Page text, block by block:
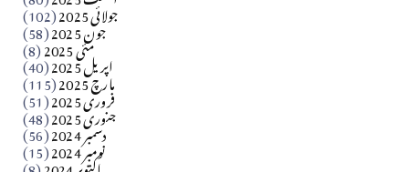
آزاد کشمیر جیسے احتجاج کی ضرورت ہے؟ از،،، ظہیرالدین
جولائی 2025 (102) جون 2025 (58) مئی 2025 (8) اپریل 2025 (40) مارچ 2025 (115) فروری 2025 (51) جنوری 2025 (48) دسمبر 2024 (56) نومبر 2024 (15)